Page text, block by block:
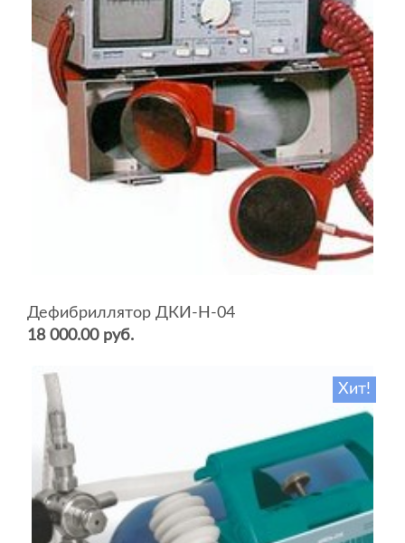
Дефибриллятор ДКИ-Н-04
18 000.00 руб.
Хит!